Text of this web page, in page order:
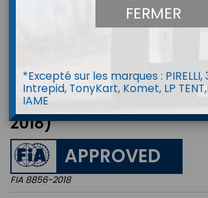
Combinaison P1 Gent
2018)
APPROVED
FIA 8856-2018
FERMER
*Excepté sur les marques : PIRELLI,
Intrepid, TonyKart, Komet, LP
IAME